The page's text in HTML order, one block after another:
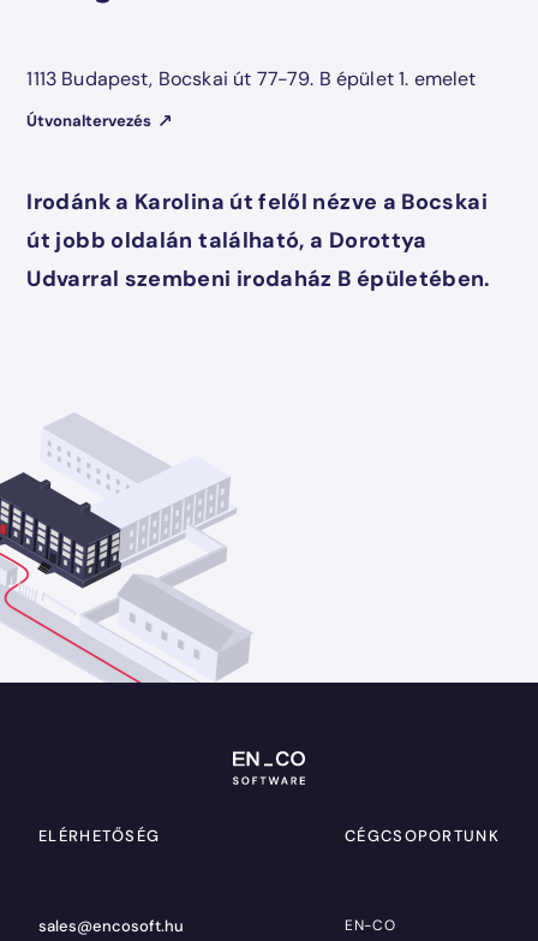
1113 Budapest, Bocskai út 77-79. B épület 1. emelet
Útvonaltervezés
Irodánk a Karolina út felől nézve a Bocskai
út jobb oldalán található, a Dorottya
Udvarral szembeni irodaház B épületében.
ELÉRHETŐSÉG
sales@encosoft.hu
CÉGCSOPORTUNK
EN-CO